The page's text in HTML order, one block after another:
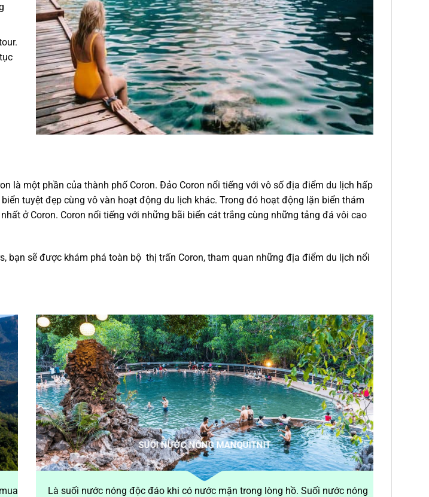
là một phần của thành phố Coron. Đảo Coron nổi tiếng với vô số địa điểm du lịch hấp
tuyệt đẹp cùng vô vàn hoạt động du lịch khác. Trong đó hoạt động lặn biển thám
ở Coron. Coron nổi tiếng với những bãi biển cát trắng cùng những tảng đá vôi cao
bạn sẽ được khám phá toàn bộ thị trấn Coron, tham quan những địa điểm du lịch nổi
SUỐI NƯỚC NÓNG MANQUITNIT
Là suối nước nóng độc đáo khi có nước mặn trong lòng hồ. Suối nước nóng